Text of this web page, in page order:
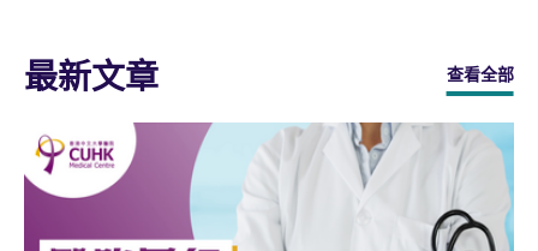
最新文章 查看全部